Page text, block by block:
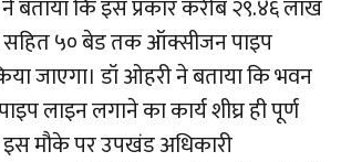
बताया कि इस प्रकार करीब २९.४६ लाख
सहित ५० बेड तक ऑक्सीजन पाइप
जाएगा। डॉ ओहरी ने बताया कि भवन
लाइन लगाने का कार्य शीघ्र ही पूर्ण
इस मौके पर उपखंड अधिकारी